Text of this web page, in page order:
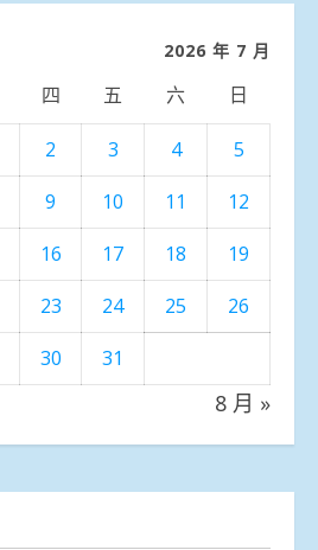
2026 年 7 月
四 五 六 日
2 3 4
5
9 10 11
12
16 17 18
19
23 24 25
26
30 31
8 月 »